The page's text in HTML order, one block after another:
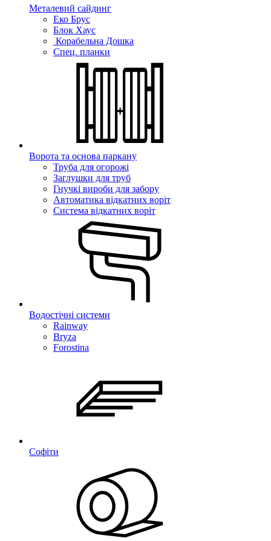
Металевий сайдинг
Еко Брус
Блок Хаус
Корабельна Дошка
Спец. планки
Ворота та основа паркану
Труба для огорожі
Заглушки для труб
Гнучкі вироби для забору
Автоматика відкатних воріт
Система відкатних воріт
Водостічні системи
Rainway
Bryza
Forostina
Софіти